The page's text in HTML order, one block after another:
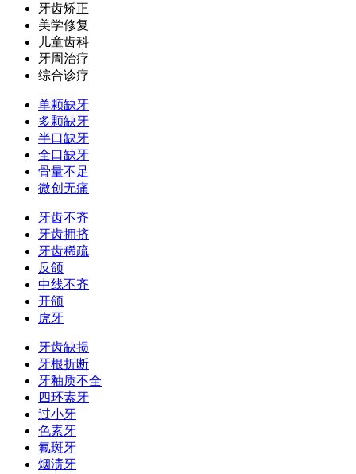
牙齿矫正
美学修复
儿童齿科
牙周治疗
综合诊疗
单颗缺牙
多颗缺牙
半口缺牙
全口缺牙
骨量不足
微创无痛
牙齿不齐
牙齿拥挤
牙齿稀疏
反颌
中线不齐
开颌
虎牙
牙齿缺损
牙根折断
牙釉质不全
四环素牙
过小牙
色素牙
氟斑牙
烟渍牙